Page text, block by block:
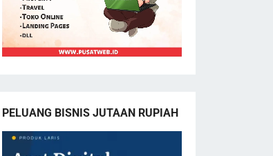
PELUANG BISNIS JUTAAN RUPIAH